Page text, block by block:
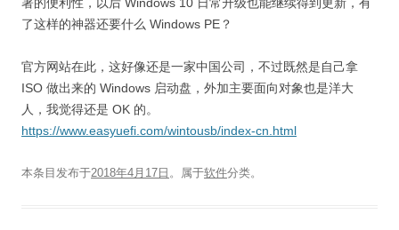
了这样的神器还要什么 Windows PE？
官方网站在此，这好像还是一家中国公司，不过既然是自己拿
ISO 做出来的 Windows 启动盘，外加主要面向对象也是洋大
人，我觉得还是 OK 的。
https://www.easyuefi.com/wintousb/index-cn.html
本条目发布于2018年4月17日 。属于软件分类。